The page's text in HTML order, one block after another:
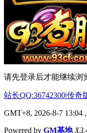
请先登录后才能继续浏
站长QQ:36742300|传奇
GMT+8, 2026-8-7 13:04
Powered by GM基地